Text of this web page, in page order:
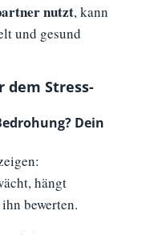
nutzt, kann
und gesund
dem Stress-
Dein
hängt
bewerten.